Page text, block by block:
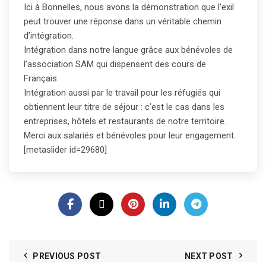
Ici à Bonnelles, nous avons la démonstration que l’exil
peut trouver une réponse dans un véritable chemin
d’intégration.
Intégration dans notre langue grâce aux bénévoles de
l’association SAM qui dispensent des cours de
Français.
Intégration aussi par le travail pour les réfugiés qui
obtiennent leur titre de séjour : c’est le cas dans les
entreprises, hôtels et restaurants de notre territoire.
Merci aux salariés et bénévoles pour leur engagement.
[metaslider id=29680]
PREVIOUS POST NEXT POST